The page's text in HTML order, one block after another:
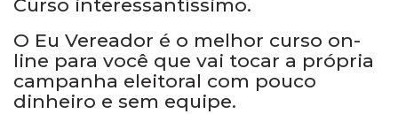
Curso interessantíssimo.
O Eu Vereador é o melhor curso on-
line para você que vai tocar a própria
campanha eleitoral com pouco
dinheiro e sem equipe.